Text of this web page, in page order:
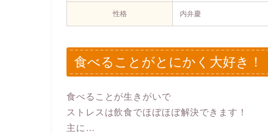
性格 内弁慶
食べることがとにかく大好き！
食べることが生きがいで
ストレスは飲食でほぼほぼ解決できます！
主に…